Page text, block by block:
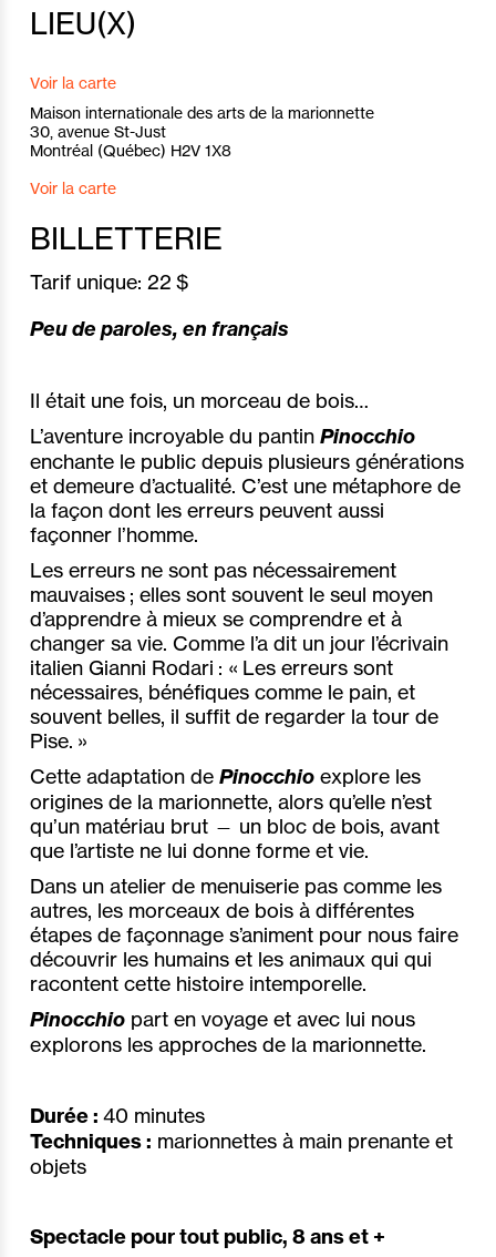
LIEU(X)
Voir la carte
Maison internationale des arts de la marionnette
30, avenue St-Just
Montréal (Québec) H2V 1X8
Voir la carte
BILLETTERIE
Tarif unique: 22 $
Peu de paroles, en français
Il était une fois, un morceau de bois…
L’aventure incroyable du pantin Pinocchio
enchante le public depuis plusieurs générations
et demeure d’actualité. C’est une métaphore de
la façon dont les erreurs peuvent aussi
façonner l’homme.
Les erreurs ne sont pas nécessairement
mauvaises ; elles sont souvent le seul moyen
d’apprendre à mieux se comprendre et à
changer sa vie. Comme l’a dit un jour l’écrivain
italien Gianni Rodari : « Les erreurs sont
nécessaires, bénéfiques comme le pain, et
souvent belles, il suffit de regarder la tour de
Pise. »
Cette adaptation de Pinocchio explore les
origines de la marionnette, alors qu’elle n’est
qu’un matériau brut — un bloc de bois, avant
que l’artiste ne lui donne forme et vie.
Dans un atelier de menuiserie pas comme les
autres, les morceaux de bois à différentes
étapes de façonnage s’animent pour nous faire
découvrir les humains et les animaux qui qui
racontent cette histoire intemporelle.
Pinocchio part en voyage et avec lui nous
explorons les approches de la marionnette.
Durée : 40 minutes
Techniques : marionnettes à main prenante et
objets
Spectacle pour tout public, 8 ans et +